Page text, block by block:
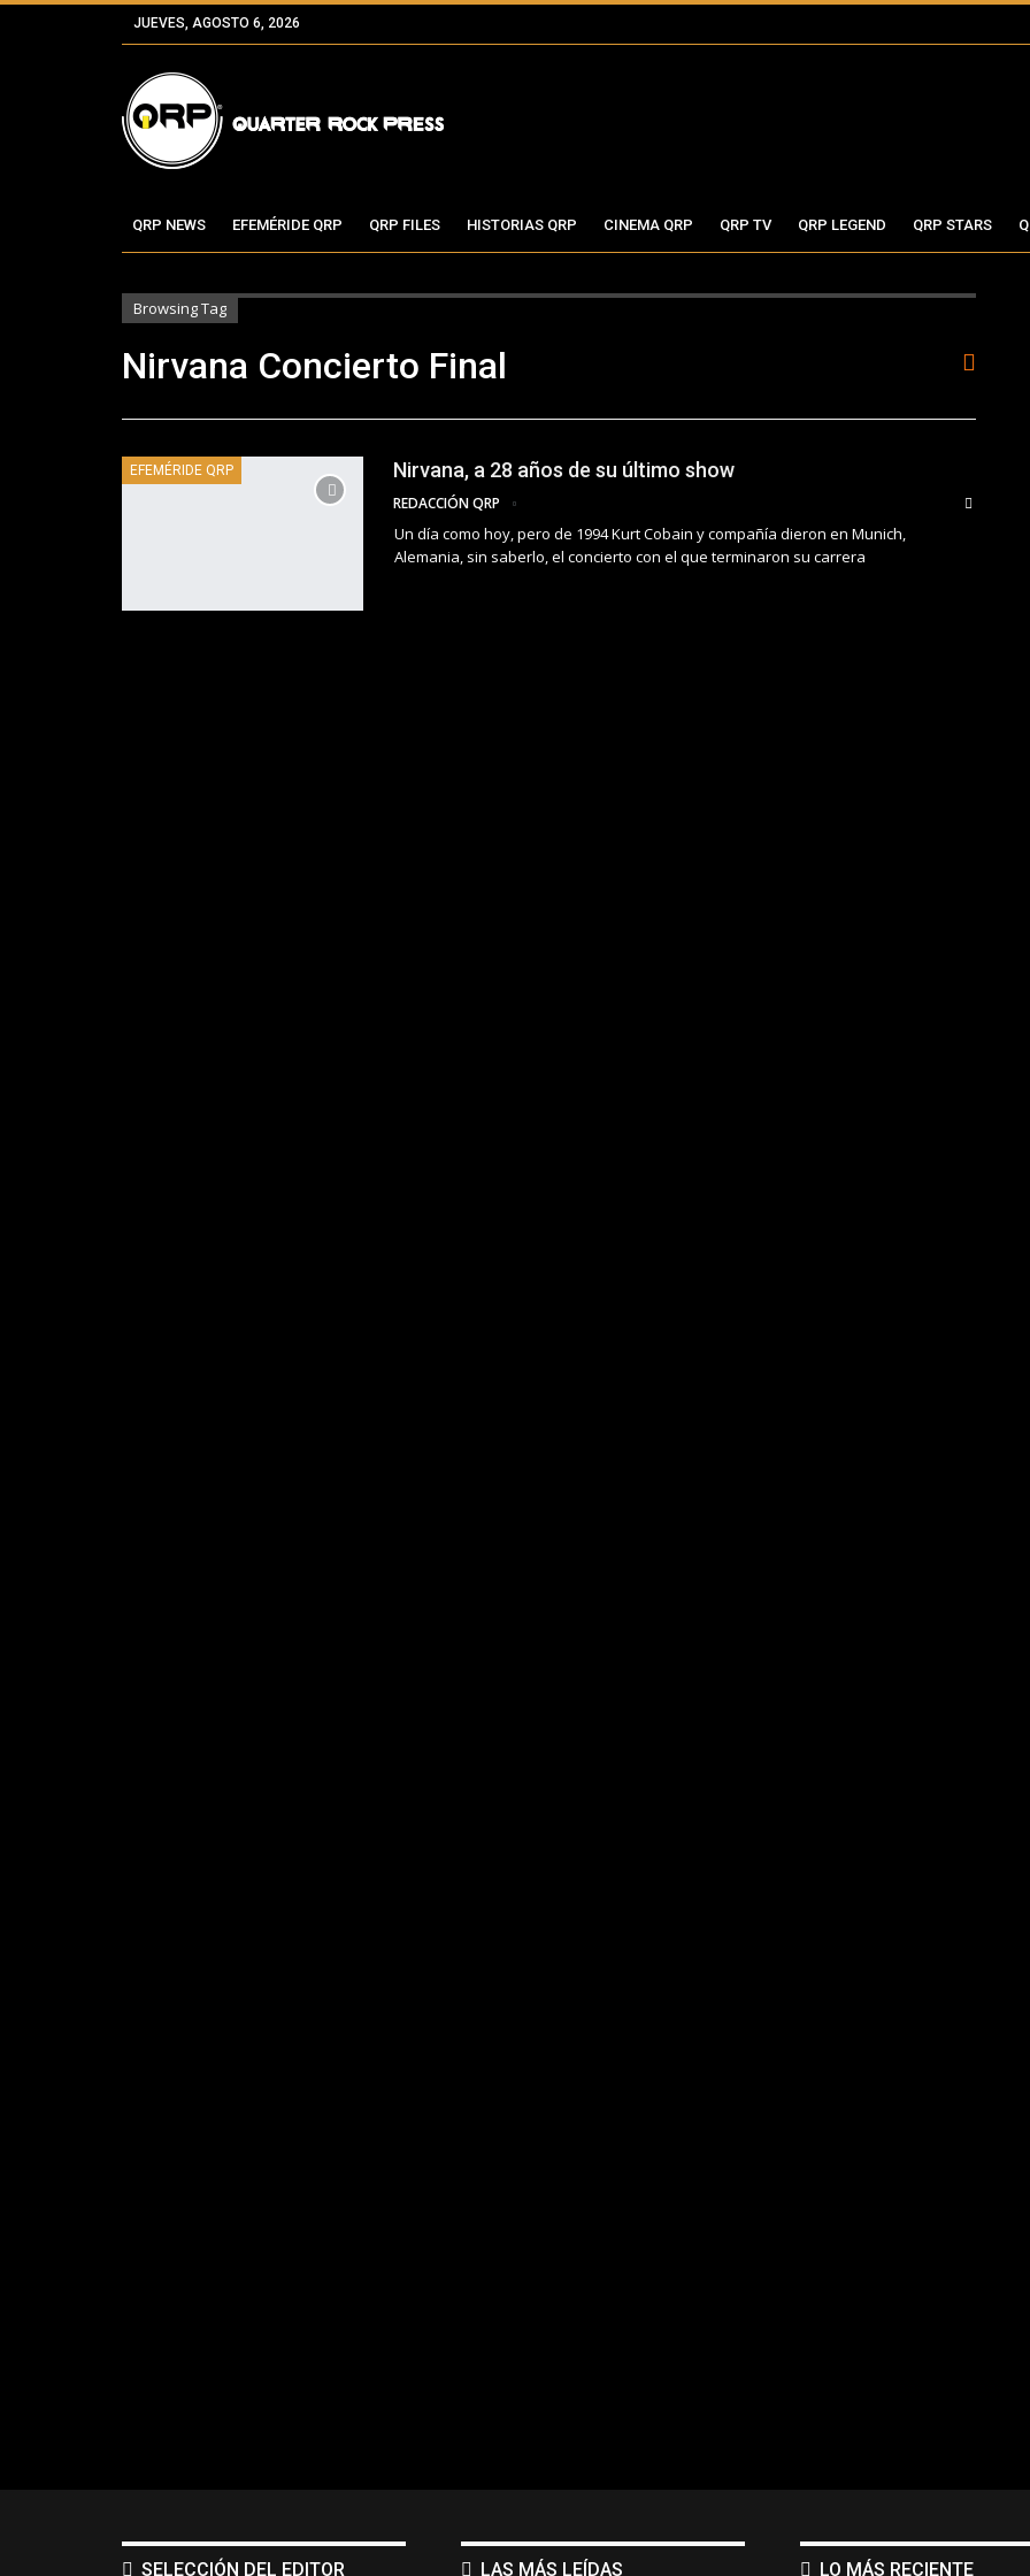
JUEVES, AGOSTO 6, 2026
QRP NEWS EFEMÉRIDE QRP QRP FILES HISTORIAS QRP CINEMA QRP QRP TV QRP LEGEND QRP STARS
Browsing Tag
Nirvana Concierto Final
EFEMÉRIDE QRP Nirvana, a 28 años de su último show
REDACCIÓN QRP
Un día como hoy, pero de 1994 Kurt Cobain y compañía dieron en Munich,
Alemania, sin saberlo, el concierto con el que terminaron su carrera
SELECCIÓN DEL EDITOR LAS MÁS LEÍDAS LO MÁS RECIENTE